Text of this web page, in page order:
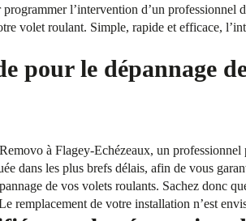
l’intervention d’un professionnel
volet roulant. Simple, rapide et efficace,
pour le dépannage
à Flagey-Echézeaux, un
dans les plus brefs délais, afin de vous
de vos volets roulants. Sachez donc
de votre installation n’est